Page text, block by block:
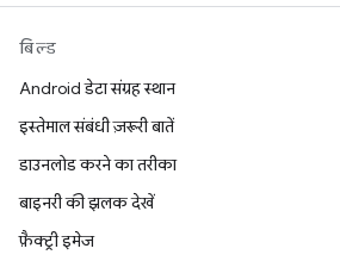
बिल्ड
Android डेटा संग्रह स्थान
इस्तेमाल संबंधी ज़रूरी बातें
डाउनलोड करने का तरीका
बाइनरी की झलक देखें
फ़ैक्ट्री इमेज